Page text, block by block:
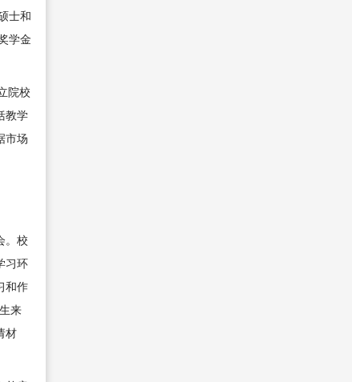
士和
学金
院校
教学
市场
。校
习环
和作
来
材